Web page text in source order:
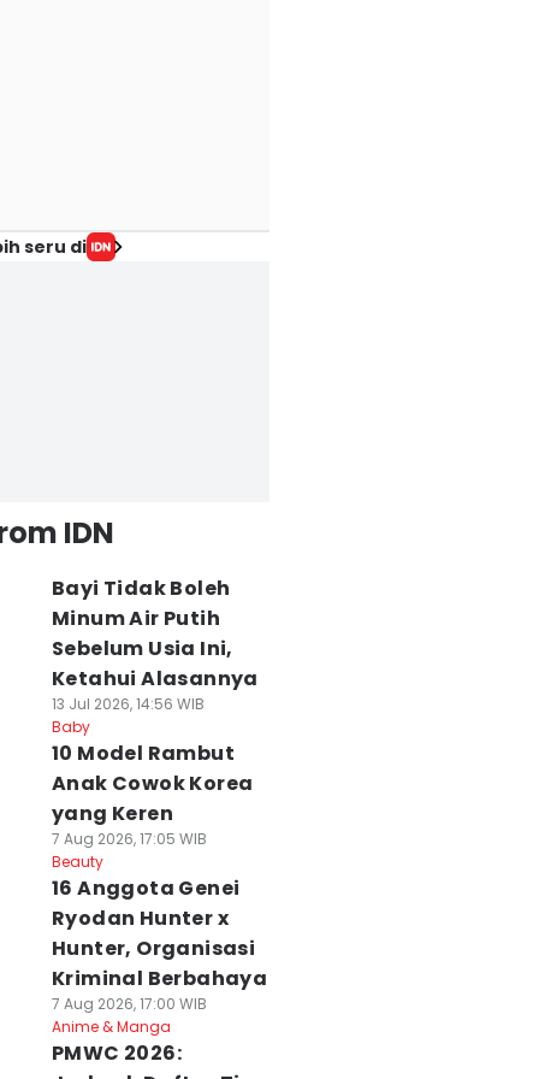
seru di
IDN
Bayi Tidak Boleh
Minum Air Putih
Sebelum Usia Ini,
Ketahui Alasannya
13 Jul 2026, 14:56 WIB
Baby
10 Model Rambut
Anak Cowok Korea
yang Keren
7 Aug 2026, 17:05 WIB
Beauty
16 Anggota Genei
Ryodan Hunter x
Hunter, Organisasi
Kriminal Berbahaya
7 Aug 2026, 17:00 WIB
Anime & Manga
PMWC 2026: